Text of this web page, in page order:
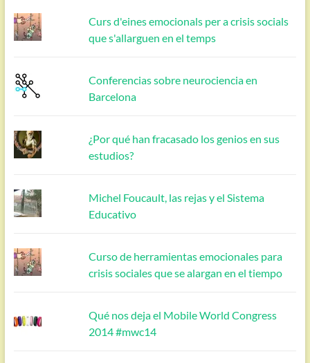
Curs d'eines emocionals per a crisis socials
que s'allarguen en el temps
Conferencias sobre neurociencia en
Barcelona
¿Por qué han fracasado los genios en sus
estudios?
Michel Foucault, las rejas y el Sistema
Educativo
Curso de herramientas emocionales para
crisis sociales que se alargan en el tiempo
Qué nos deja el Mobile World Congress
2014 #mwc14